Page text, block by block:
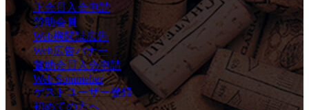
正会員入会申請
賛助会員
Web機関誌広告
Web広告バナー
賛助会員入会申請
Web Sommelier
ゲストユーザー登録
初めての方へ